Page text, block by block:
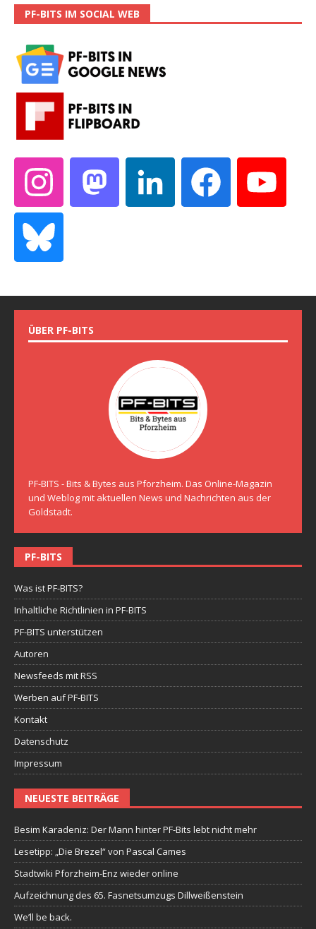
PF-BITS IM SOCIAL WEB
ÜBER PF-BITS
PF-BITS - Bits & Bytes aus Pforzheim. Das Online-Magazin
und Weblog mit aktuellen News und Nachrichten aus der
Goldstadt.
PF-BITS
Was ist PF-BITS?
Inhaltliche Richtlinien in PF-BITS
PF-BITS unterstützen
Autoren
Newsfeeds mit RSS
Werben auf PF-BITS
Kontakt
Datenschutz
Impressum
NEUESTE BEITRÄGE
Besim Karadeniz: Der Mann hinter PF-Bits lebt nicht mehr
Lesetipp: „Die Brezel“ von Pascal Cames
Stadtwiki Pforzheim-Enz wieder online
Aufzeichnung des 65. Fasnetsumzugs Dillweißenstein
We’ll be back.